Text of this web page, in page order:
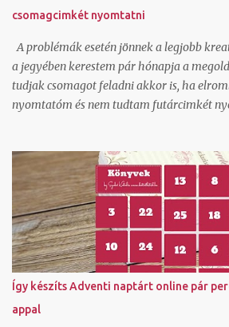
csomagcimkét nyomtatni
A problémák esetén jönnek a legjobb
a jegyében kerestem pár hónapja a
tudjak csomagot feladni akkor is, ha
nyomtatóm és nem tudtam futárcimkét
Természetesen beregisztráltam és
generálok egy csomagfeladást nem kell
mert a futár magával hozza az elkészített
Természetesen van egy mygls felületem
partnerként tudok csomagokat feladni és
lehetőségek is hogy A-ból B-be felvegyék
átszállítsák és ehhez ők viszik a cimkét,
nyomtató hiba miatt nem akartam felárral
hogy van olyan lehetőség is normál
Így készíts Adventi naptárt online pár
appal